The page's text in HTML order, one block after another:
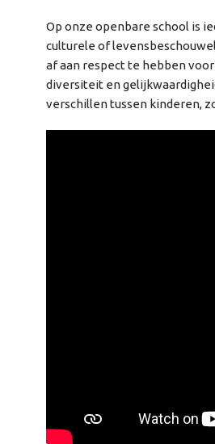
Op onze openbare school is
culturele of
af aan respect te hebben
diversiteit en
verschillen tussen kinderen,